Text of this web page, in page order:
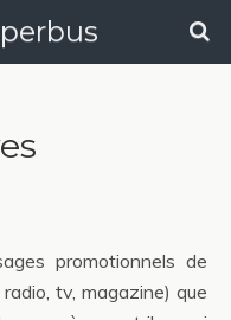
promotionnels de
tv, magazine) que